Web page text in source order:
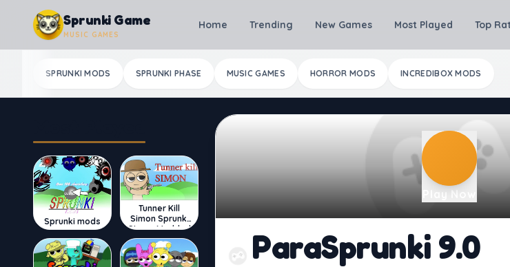
Skip to content
Sprunki Game
MUSIC GAMES
Home Trending New Games Most Played Top
SPRUNKI MODS SPRUNKI PHASE MUSIC GAMES HORROR MODS INCREDIBOX MODS
Sprunki mods
Tunner Kill
Simon Sprunki
Sinner Modded
Play Now
ParaSprunki 9.0